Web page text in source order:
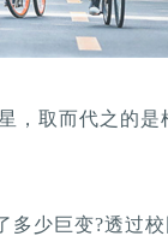
，取而代之的是
多少巨变?透过